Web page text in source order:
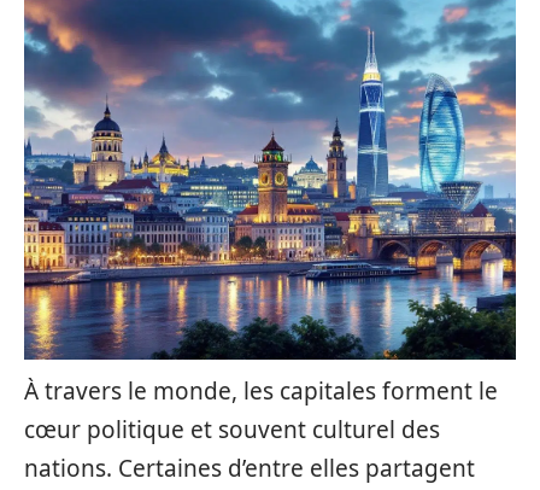
À travers le monde, les capitales forment le
cœur politique et souvent culturel des
nations. Certaines d’entre elles partagent